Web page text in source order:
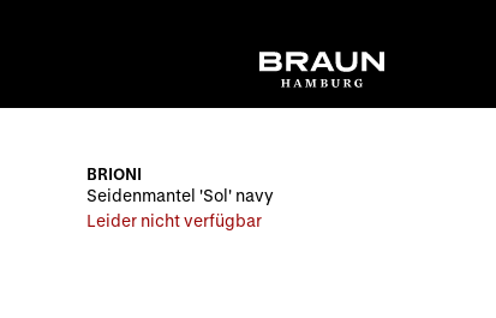
BRIONI
Seidenmantel 'Sol' navy
Leider nicht verfügbar